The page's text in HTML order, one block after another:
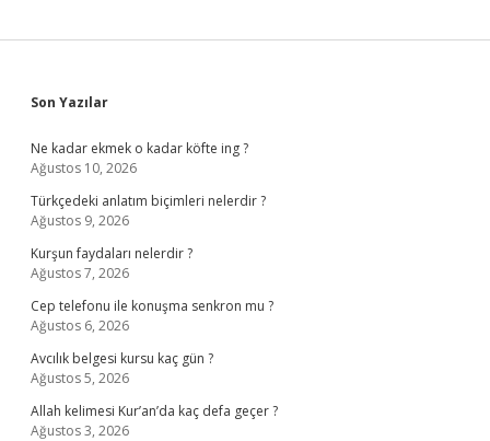
Sidebar
Son Yazılar
Ne kadar ekmek o kadar köfte ing ?
Ağustos 10, 2026
Türkçedeki anlatım biçimleri nelerdir ?
Ağustos 9, 2026
Kurşun faydaları nelerdir ?
Ağustos 7, 2026
Cep telefonu ile konuşma senkron mu ?
Ağustos 6, 2026
Avcılık belgesi kursu kaç gün ?
Ağustos 5, 2026
Allah kelimesi Kur’an’da kaç defa geçer ?
Ağustos 3, 2026